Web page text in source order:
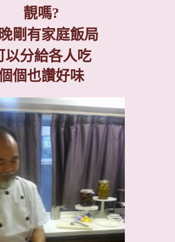
靚嗎?
剛有家庭飯局
以分給各人吃
個也讚好味